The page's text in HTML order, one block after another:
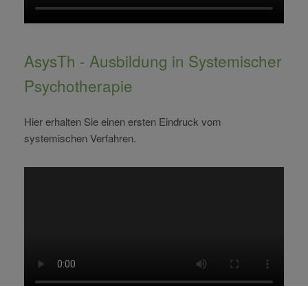
AsysTh - Ausbildung in Systemischer
Psychotherapie
Hier erhalten Sie einen ersten Eindruck vom
systemischen Verfahren.